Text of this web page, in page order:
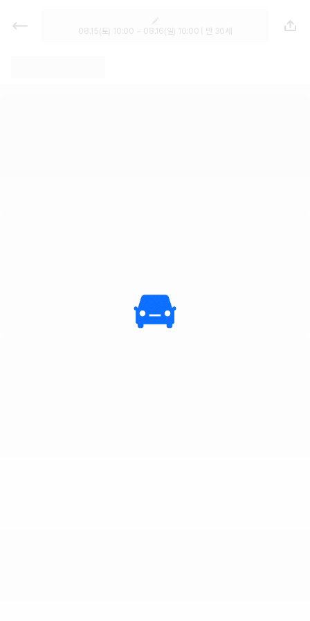
렌트카 추천 | 최저가 한눈에 비교 렌
터카 카모아08.15(토) 10:00 ~ 08.16(일) 10:00 | 만 30세